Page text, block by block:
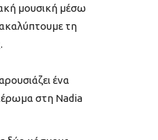
μουσική μέσω
τη
ένα
στη Nadia